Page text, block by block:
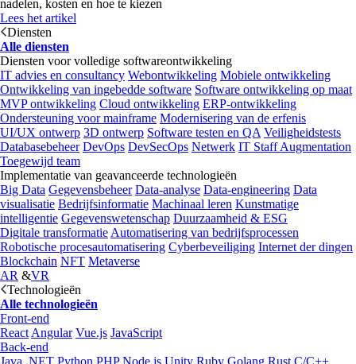
nadelen, kosten en hoe te kiezen
Lees het artikel
Diensten
Alle diensten
Diensten voor volledige softwareontwikkeling
IT advies en consultancy Webontwikkeling Mobiele ontwikkeling
Ontwikkeling van ingebedde software Software ontwikkeling op maat
MVP ontwikkeling Cloud ontwikkeling ERP-ontwikkeling
Ondersteuning voor mainframe Modernisering van de erfenis
UI/UX ontwerp 3D ontwerp Software testen en QA Veiligheidstests
Databasebeheer DevOps DevSecOps Netwerk IT Staff Augmentation
Toegewijd team
Implementatie van geavanceerde technologieën
Big Data Gegevensbeheer Data-analyse Data-engineering Data
visualisatie Bedrijfsinformatie Machinaal leren Kunstmatige
intelligentie Gegevenswetenschap Duurzaamheid & ESG
Digitale transformatie Automatisering van bedrijfsprocessen
Robotische procesautomatisering Cyberbeveiliging Internet der dingen
Blockchain NFT Metaverse
AR &VR
Technologieën
Alle technologieën
Front-end
React Angular Vue.js JavaScript
Back-end
Java .NET Python PHP Node.js Unity Ruby Golang Rust C/C++